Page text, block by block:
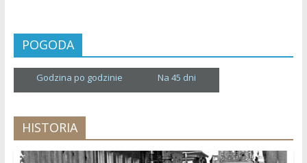
POGODA
Godzina po godzinie Na 45 dni
HISTORIA